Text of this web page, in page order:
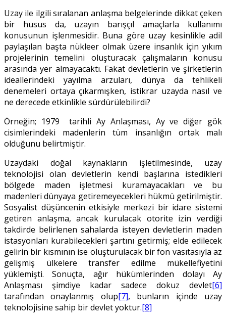
Uzay ile ilgili sıralanan anlaşma belgelerinde dikkat çeken
bir husus da, uzayın barışçıl amaçlarla kullanımı
konusunun işlenmesidir. Buna göre uzay kesinlikle adil
paylaşılan başta nükleer olmak üzere insanlık için yıkım
projelerinin temelini oluşturacak çalışmaların konusu
arasında yer almayacaktı. Fakat devletlerin ve şirketlerin
ideallerindeki yayılma arzuları, dünya da tehlikeli
denemeleri ortaya çıkarmışken, istikrar uzayda nasıl ve
ne derecede etkinlikle sürdürülebilirdi?
Örneğin; 1979 tarihli Ay Anlaşması, Ay ve diğer gök
cisimlerindeki madenlerin tüm insanlığın ortak malı
olduğunu belirtmiştir.
Uzaydaki doğal kaynakların işletilmesinde, uzay
teknolojisi olan devletlerin kendi başlarına istedikleri
bölgede maden işletmesi kuramayacakları ve bu
madenleri dünyaya getiremeyecekleri hükmü getirilmiştir.
Sosyalist düşüncenin etkisiyle merkezi bir idare sistemi
getiren anlaşma, ancak kurulacak otorite izin verdiği
takdirde belirlenen sahalarda isteyen devletlerin maden
istasyonları kurabilecekleri şartını getirmiş; elde edilecek
gelirin bir kısmının ise oluşturulacak bir fon vasıtasıyla az
gelişmiş ülkelere transfer edilme mükellefiyetini
yüklemişti. Sonuçta, ağır hükümlerinden dolayı Ay
Anlaşması şimdiye kadar sadece dokuz devlet[6]
tarafından onaylanmış olup[7], bunların içinde uzay
teknolojisine sahip bir devlet yoktur.[8]